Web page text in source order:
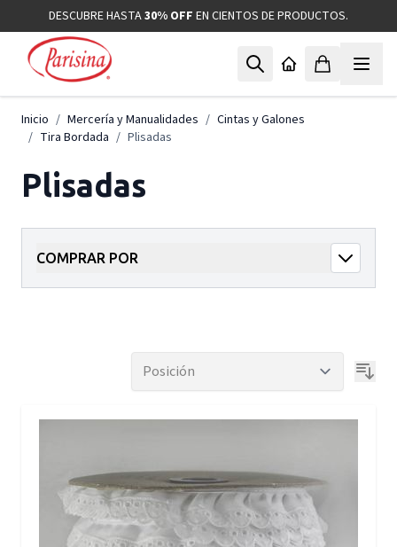
Ir al contenidoDESCUBRE HASTA30% OFF EN CIENTOS DE PRODUCTOS.
Inicio / Mercería y Manualidades / Cintas y Galones
/ Tira Bordada / Plisadas
Plisadas
COMPRAR POR